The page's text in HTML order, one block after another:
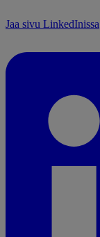
Jaa sivu LinkedInissa